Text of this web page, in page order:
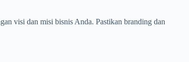
visi dan misi bisnis Anda. Pastikan branding dan